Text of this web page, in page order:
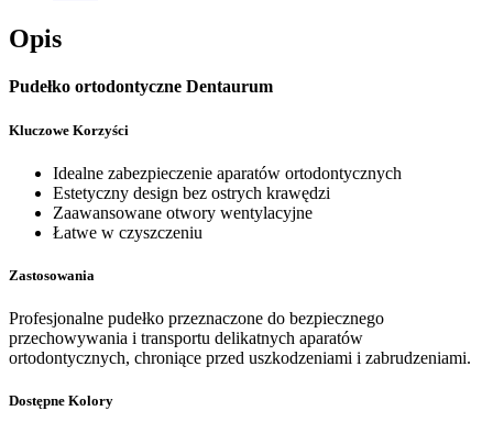
Opis
Pudełko ortodontyczne Dentaurum
Kluczowe Korzyści
Idealne zabezpieczenie aparatów ortodontycznych
Estetyczny design bez ostrych krawędzi
Zaawansowane otwory wentylacyjne
Łatwe w czyszczeniu
Zastosowania
Profesjonalne pudełko przeznaczone do bezpiecznego
przechowywania i transportu delikatnych aparatów
ortodontycznych, chroniące przed uszkodzeniami i zabrudzeniami.
Dostępne Kolory